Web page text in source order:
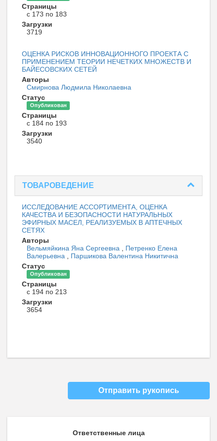
Страницы
с 173 по 183
Загрузки
3719
ОЦЕНКА РИСКОВ ИННОВАЦИОННОГО ПРОЕКТА С
ПРИМЕНЕНИЕМ ТЕОРИИ НЕЧЕТКИХ МНОЖЕСТВ И
БАЙЕСОВСКИХ СЕТЕЙ
Авторы
Смирнова Людмила Николаевна
Статус
Опубликован
Страницы
с 184 по 193
Загрузки
3540
ТОВАРОВЕДЕНИЕ
ИССЛЕДОВАНИЕ АССОРТИМЕНТА, ОЦЕНКА
КАЧЕСТВА И БЕЗОПАСНОСТИ НАТУРАЛЬНЫХ
ЭФИРНЫХ МАСЕЛ, РЕАЛИЗУЕМЫХ В АПТЕЧНЫХ
СЕТЯХ
Авторы
Вельмяйкина Яна Сергеевна
Петренко Елена
Валерьевна
Паршикова Валентина Никитична
Статус
Опубликован
Страницы
с 194 по 213
Загрузки
3654
Отправить рукопись
Ответственные лица